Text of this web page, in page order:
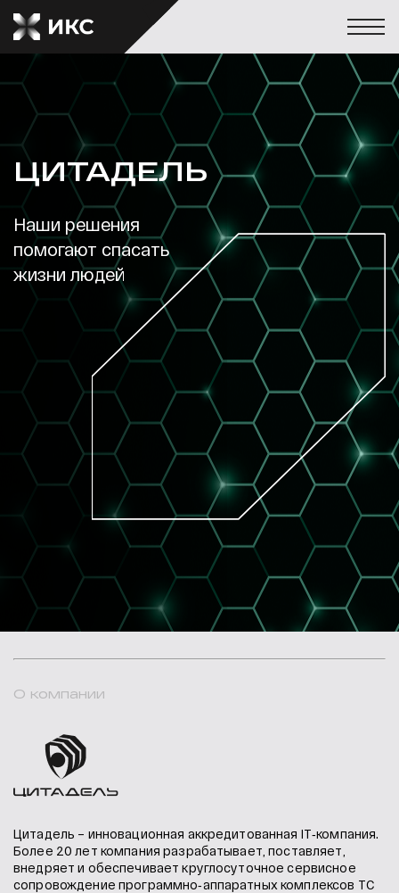
ЦИТАДЕЛЬ
Наши решения
помогают спасать
жизни людей
О компании
Цитадель – инновационная аккредитованная IT‑компания.
Более 20 лет компания разрабатывает, поставляет,
внедряет и обеспечивает круглосуточное сервисное
сопровождение программно‑аппаратных комплексов ТС